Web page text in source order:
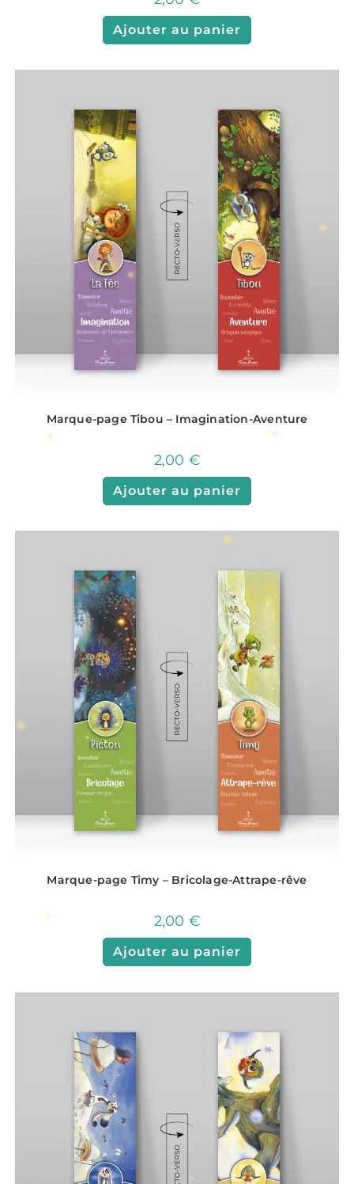
Ajouter au panier
Marque-page Tibou – Imagination-Aventure
2,00 €
Ajouter au panier
Marque-page Timy – Bricolage-Attrape-rêve
2,00 €
Ajouter au panier